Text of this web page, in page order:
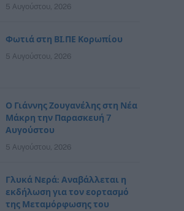
5 Αυγούστου, 2026
Φωτιά στη ΒΙ.ΠΕ Κορωπίου
5 Αυγούστου, 2026
Ο Γιάννης Ζουγανέλης στη Νέα
Μάκρη την Παρασκευή 7
Αυγούστου
5 Αυγούστου, 2026
Γλυκά Νερά: Αναβάλλεται η
εκδήλωση για τον εορτασμό
της Μεταμόρφωσης του